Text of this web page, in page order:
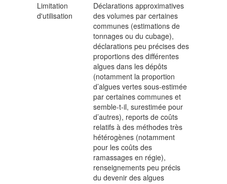
Limitation
d'utilisation
Déclarations approximatives
des volumes par certaines
communes (estimations de
tonnages ou du cubage),
déclarations peu précises des
proportions des différentes
algues dans les dépôts
(notamment la proportion
d’algues vertes sous-estimée
par certaines communes et
semble-t-il, surestimée pour
d’autres), reports de coûts
relatifs à des méthodes très
hétérogènes (notamment
pour les coûts des
ramassages en régie),
renseignements peu précis
du devenir des algues